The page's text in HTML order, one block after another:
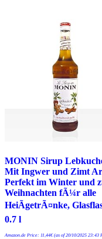
MONIN Sirup
Mit Ingwer und Zimt
Perfekt im Winter und
Weihnachten fÃ¼r alle
HeiÃgetrÃ¤nke,
0.7 l
Amazon.de Price: 11,44€(as of 20/10/2025 23:43